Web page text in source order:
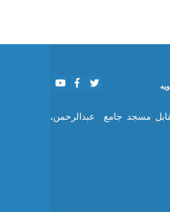
YoutubeFacebook
مسجد جامع عبدالرحمن،